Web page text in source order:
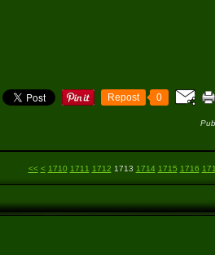
Repost 0
<< < 1700
1710 1711 1712 1713 1714 1715 1716